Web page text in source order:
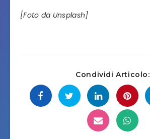
[Foto da Unsplash]
Condividi Articolo: